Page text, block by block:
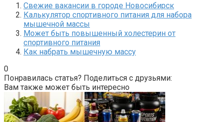
Свежие вакансии в городе Новосибирск
Калькулятор спортивного питания для набора
мышечной массы
Может быть повышенный холестерин от
спортивного питания
Как набрать мышечную массу
0
Понравилась статья? Поделиться с друзьями:
Вам также может быть интересно